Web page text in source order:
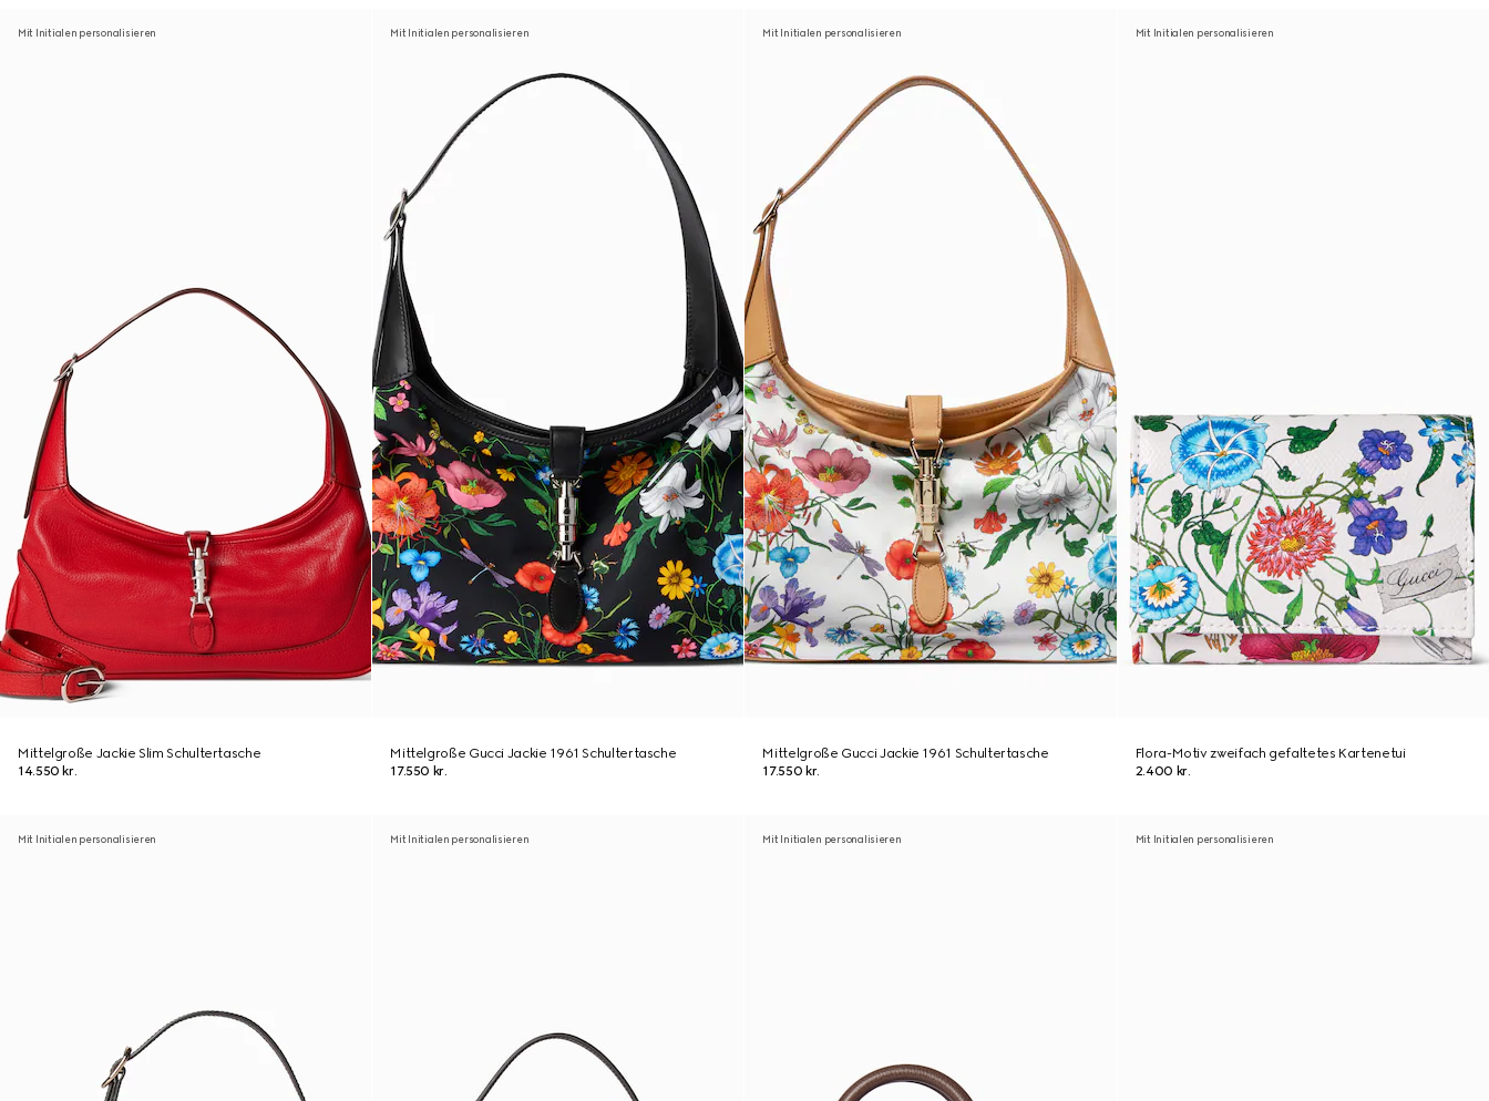
Mit Initialen personalisieren
Mittelgroße Jackie Slim Schultertasche
14.550 kr.
Mit Initialen personalisieren
Mittelgroße Gucci Jackie 1961 Schultertasche
17.550 kr.
Mit Initialen personalisieren
Mittelgroße Gucci Jackie 1961 Schultertasche
17.550 kr.
Mit Initialen personalisieren
Flora-Motiv zweifach gefaltetes Kartenetui
2.400 kr.
Mit Initialen personalisieren Mit Initialen personalisieren Mit Initialen personalisieren Mit Initialen personalisieren